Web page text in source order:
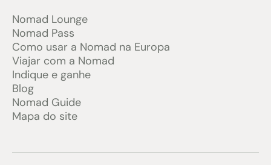
Nomad Lounge
Nomad Pass
Como usar a Nomad na Europa
Viajar com a Nomad
Indique e ganhe
Blog
Nomad Guide
Mapa do site